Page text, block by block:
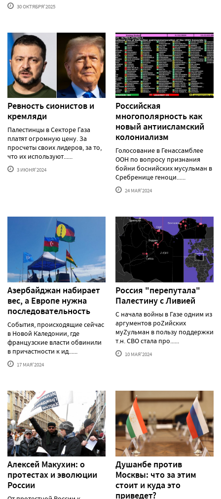
30 ОКТЯБРЯ'2025
Ревность сионистов и
кремляди
Палестинцы в Секторе Газа
платят огромную цену. За
просчеты своих лидеров, за то,
что их используют......
3 ИЮНЯ'2024
Российская
многополярность как
новый антиисламский
колониализм
Голосование в Генассамблее
ООН по вопросу признания
бойни боснийских мусульман в
Сребренице геноци......
24 МАЯ'2024
Азербайджан набирает
вес, а Европе нужна
последовательность
События, происходящие сейчас
в Новой Каледонии, где
французские власти обвинили
в причастности к ид......
17 МАЯ'2024
Россия "перепутала"
Палестину с Ливией
С начала войны в Газе одним из
аргументов роZийских
муZульман в пользу поддержки
т.н. СВО стала про......
10 МАЯ'2024
Алексей Макуxин: о
протестаx и эволюции
России
Душанбе против
Москвы: что за этим
стоит и куда это
приведет?